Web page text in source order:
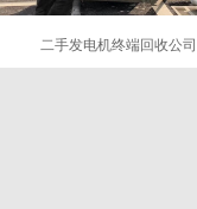
二手发电机终端回收公司